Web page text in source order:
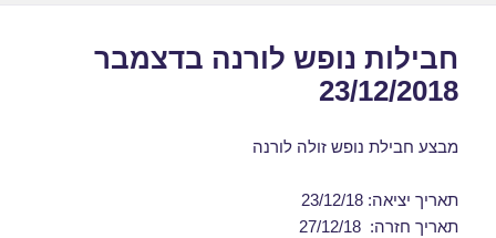
חבילות נופש לורנה בדצמבר
23/12/2018
מבצע חבילת נופש זולה לורנה
תאריך יציאה: 23/12/18
תאריך חזרה: 27/12/18